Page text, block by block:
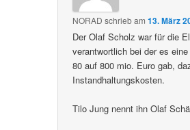
NORAD schriebam13. März
Der Olaf Scholz war für die
verantwortlich bei der es
80 auf 800 mio. Euro gab,
Instandhaltungskosten.
Tilo Jung nennt ihn Olaf